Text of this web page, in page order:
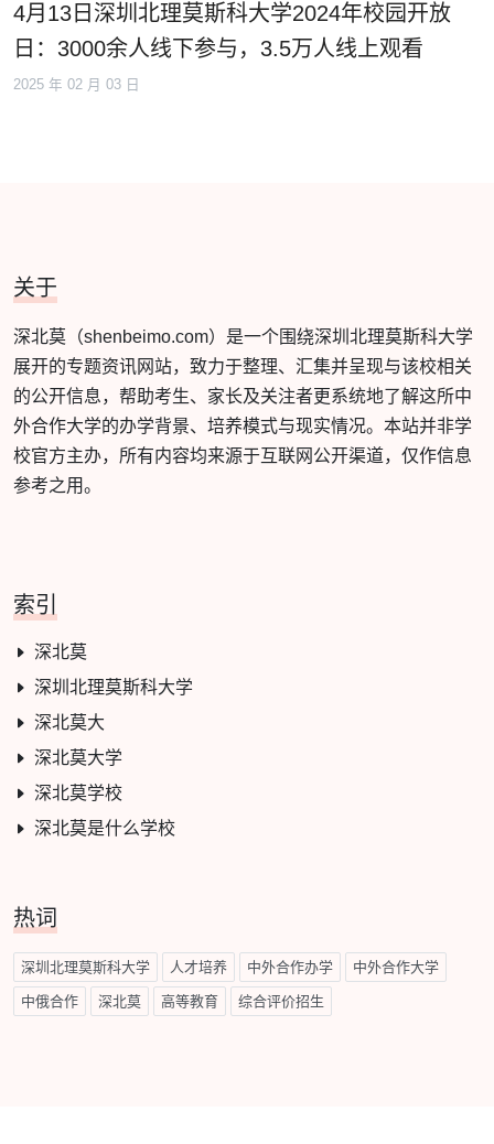
4月13日深圳北理莫斯科大学2024年校园开放
日：3000余人线下参与，3.5万人线上观看
2025 年 02 月 03 日
关于
深北莫（shenbeimo.com）是一个围绕深圳北理莫斯科大学
展开的专题资讯网站，致力于整理、汇集并呈现与该校相关
的公开信息，帮助考生、家长及关注者更系统地了解这所中
外合作大学的办学背景、培养模式与现实情况。本站并非学
校官方主办，所有内容均来源于互联网公开渠道，仅作信息
参考之用。
索引
深北莫
深圳北理莫斯科大学
深北莫大
深北莫大学
深北莫学校
深北莫是什么学校
热词
深圳北理莫斯科大学 人才培养 中外合作办学 中外合作大学
中俄合作 深北莫 高等教育 综合评价招生